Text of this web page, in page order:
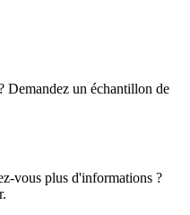
Demandez un échantillon de
vous plus d'informations ?